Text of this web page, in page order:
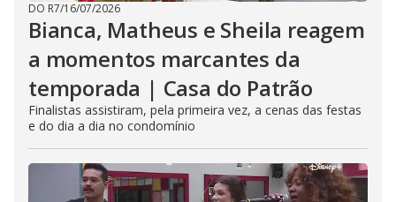
DO R7/16/07/2026
Bianca, Matheus e Sheila reagem
a momentos marcantes da
temporada | Casa do Patrão
Finalistas assistiram, pela primeira vez, a cenas das festas
e do dia a dia no condomínio